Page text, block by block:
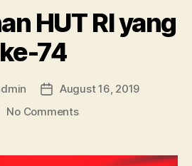
HUT RI yang
ke-74
August 16, 2019
No Comments